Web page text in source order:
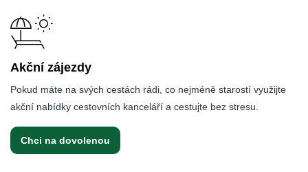
Akční zájezdy
Pokud máte na svých cestách rádi, co nejméně starostí využijte
akční nabídky cestovních kanceláří a cestujte bez stresu.
Chci na dovolenou